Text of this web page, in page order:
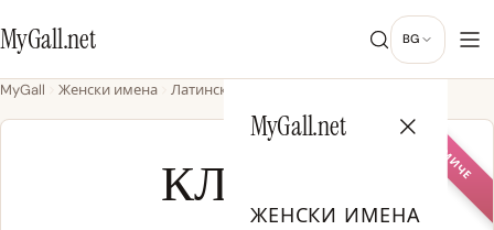
MyGall.net BG
MyGall.net
ЖЕНСКИ ИМЕНА
MyGall Женски имена Латински
МОМИЧЕ
КЛЕР